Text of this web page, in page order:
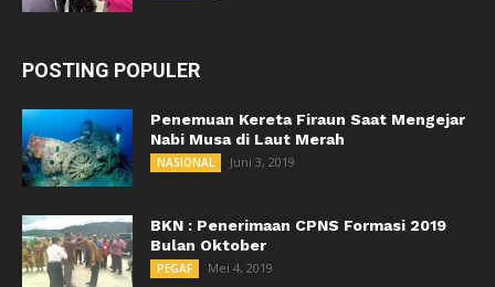
POSTING POPULER
Penemuan Kereta Firaun Saat Mengejar
Nabi Musa di Laut Merah
NASIONAL Juni 3, 2019
BKN : Penerimaan CPNS Formasi 2019
Bulan Oktober
PEGAF Mei 4, 2019